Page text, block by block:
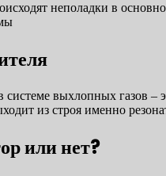
неполадки в
выхлопных газов –
из строя именно
или нет?